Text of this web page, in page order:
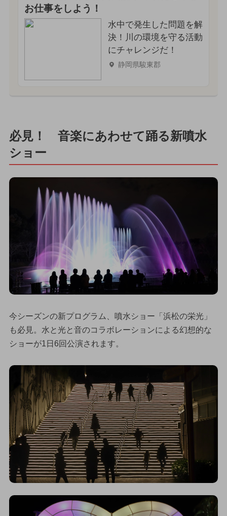
お仕事をしよう！
水中で発生した問題を解
決！川の環境を守る活動
にチャレンジだ！
静岡県駿東郡
必見！ 音楽にあわせて踊る新噴水
ショー
今シーズンの新プログラム、噴水ショー「浜松の栄光」
も必見。水と光と音のコラボレーションによる幻想的な
ショーが1日6回公演されます。